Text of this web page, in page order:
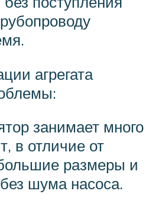
агрегата
занимает много
в отличие от
размеры и
шума насоса.